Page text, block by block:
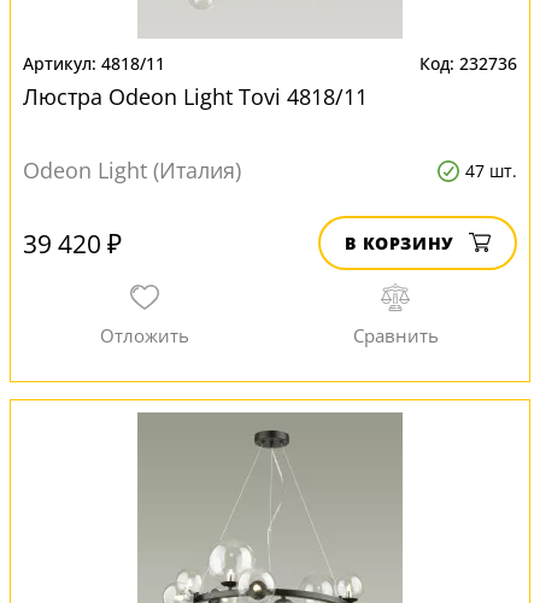
4818/11 232736
Люстра Odeon Light Tovi 4818/11
Odeon Light (Италия) 47 шт.
39 420 ₽ В КОРЗИНУ